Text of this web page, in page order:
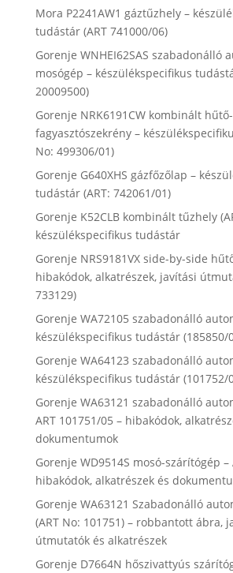
Mora P2241AW1 gáztűzhely –
tudástár (ART 741000/06)
Gorenje WNHEI62SAS szabadonálló
mosógép – készülékspecifikus
20009500)
Gorenje NRK6191CW kombinált hűtő-
fagyasztószekrény –
No: 499306/01)
Gorenje G640XHS gázfőzőlap –
tudástár (ART: 742061/01)
Gorenje K52CLB kombinált tűzhely
készülékspecifikus tudástár
Gorenje NRS9181VX side-by-side
hibakódok, alkatrészek, javítási
733129)
Gorenje WA72105 szabadonálló
készülékspecifikus tudástár (185850/
Gorenje WA64123 szabadonálló
készülékspecifikus tudástár (101752/
Gorenje WA63121 szabadonálló
ART 101751/05 – hibakódok,
dokumentumok
Gorenje WD9514S mosó-szárítógép –
hibakódok, alkatrészek és
Gorenje WA63121 Szabadonálló
(ART No: 101751) – robbantott ábra,
útmutatók és alkatrészek
Gorenje D7664N hőszivattyús